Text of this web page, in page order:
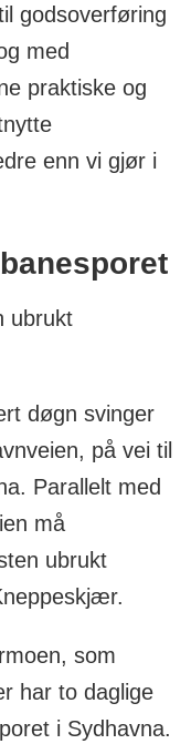
godsoverføring
med
praktiske og
enn vi gjør i
ubrukt
døgn svinger
på vei til
Parallelt med
må
ubrukt
som
har to daglige
i Sydhavna.